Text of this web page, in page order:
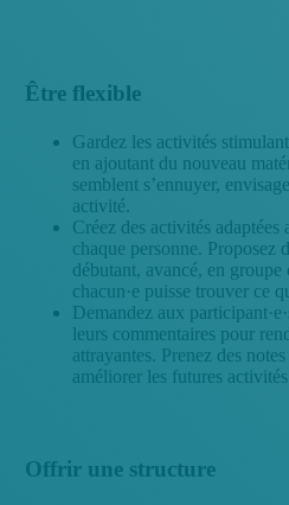
Être flexible
Gardez les activités
en ajoutant du nouveau
semblent s’ennuyer,
activité.
Créez des activités
chaque personne.
débutant, avancé, en
chacun·e puisse trouver ce
Demandez aux
leurs commentaires pour
attrayantes. Prenez des
améliorer les futures
Offrir une structure